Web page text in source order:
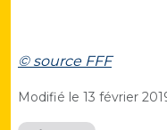
© source FFF
Modifié le 13 février